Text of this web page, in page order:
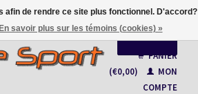
Français
Nederlands
PANIER
(€0,00)
MON
COMPTE
afin de rendre ce site plus fonctionnel. D'accord?
En savoir plus sur les témoins (cookies) »